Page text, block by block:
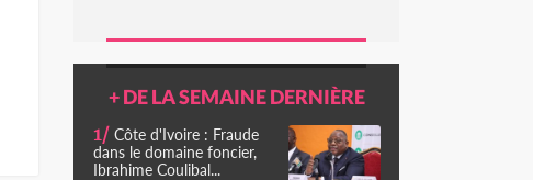
+ DE LA SEMAINE DERNIÈRE
1/ Côte d'Ivoire : Fraude
dans le domaine foncier,
Ibrahime Coulibal...